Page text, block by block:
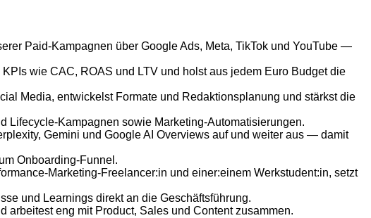
Paid-Kampagnen über Google Ads, Meta, TikTok und YouTube —
wie CAC, ROAS und LTV und holst aus jedem Euro Budget die
Media, entwickelst Formate und Redaktionsplanung und stärkst die
Kampagnen sowie Marketing-Automatisierungen.
Gemini und Google AI Overviews auf und weiter aus — damit
Onboarding-Funnel.
Marketing-Freelancer:in und einer:einem Werkstudent:in, setzt
und Learnings direkt an die Geschäftsführung.
arbeitest eng mit Product, Sales und Content zusammen.